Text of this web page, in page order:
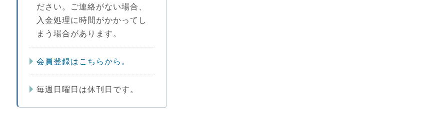
ださい。ご連絡がない場合、
入金処理に時間がかかってし
まう場合があります。
会員登録はこちらから。
毎週日曜日は休刊日です。